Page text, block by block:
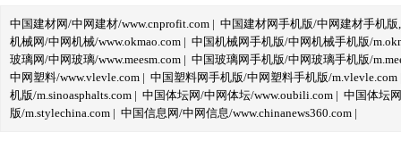
中国建材网/中网建材/www.cnprofit.com | 中国建材网手机版/中网建材手机版
机械网/中网机械/www.okmao.com | 中国机械网手机版/中网机械手机版/
玻璃网/中网玻璃/www.meesm.com | 中国玻璃网手机版/中网玻璃手机版/
中网塑料/www.vlevle.com | 中国塑料网手机版/中网塑料手机版/m.vlevle.com
机版/m.sinoasphalts.com | 中国体坛网/中网体坛/www.oubili.com | 中国体坛
版/m.stylechina.com | 中国信息网/中网信息/www.chinanews360.com |